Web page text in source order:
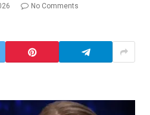
No Comments